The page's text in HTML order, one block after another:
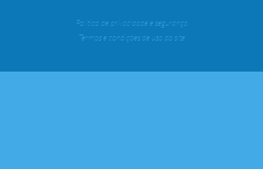
Política de privacidade e segurança
Termos e condições de uso do site